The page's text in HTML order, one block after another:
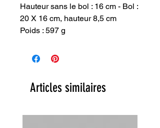
Hauteur sans le bol : 16 cm - Bol :
20 X 16 cm, hauteur 8,5 cm
Poids : 597 g
Articles similaires